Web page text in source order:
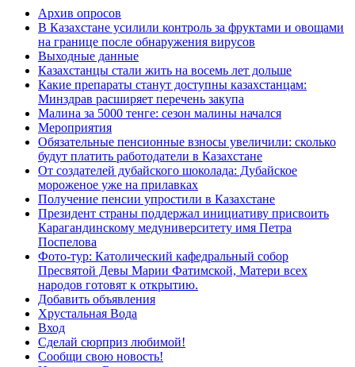
Архив опросов
В Казахстане усилили контроль за фруктами и овощами
на границе после обнаружения вирусов
Выходные данные
Казахстанцы стали жить на восемь лет дольше
Какие препараты станут доступны казахстанцам:
Минздрав расширяет перечень закупа
Малина за 5000 тенге: сезон малины начался
Мероприятия
Обязательные пенсионные взносы увеличили: сколько
будут платить работодатели в Казахстане
От создателей дубайского шоколада: Дубайское
мороженое уже на прилавках
Получение пенсии упростили в Казахстане
Президент страны поддержал инициативу присвоить
Карагандинскому медуниверситету имя Петра
Поспелова
Фото-тур: Католический кафедральный собор
Пресвятой Девы Марии Фатимской, Матери всех
народов готовят к открытию.
Добавить объявления
Хрустальная Вода
Вход
Сделай сюрприз любимой!
Сообщи свою новость!